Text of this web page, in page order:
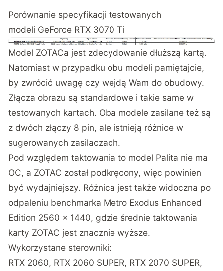
Porównanie specyfikacji testowanych
modeli GeForce RTX 3070 Ti
Model ZOTACa jest zdecydowanie dłuższą kartą.
Natomiast w przypadku obu modeli pamiętajcie,
by zwrócić uwagę czy wejdą Wam do obudowy.
Złącza obrazu są standardowe i takie same w
testowanych kartach. Oba modele zasilane też są
z dwóch złączy 8 pin, ale istnieją różnice w
sugerowanych zasilaczach.
Pod względem taktowania to model Palita nie ma
OC, a ZOTAC został podkręcony, więc powinien
być wydajniejszy. Różnica jest także widoczna po
odpaleniu benchmarka Metro Exodus Enhanced
Edition 2560 x 1440, gdzie średnie taktowania
karty ZOTAC jest znacznie wyższe.
Wykorzystane sterowniki:
RTX 2060, RTX 2060 SUPER, RTX 2070 SUPER,